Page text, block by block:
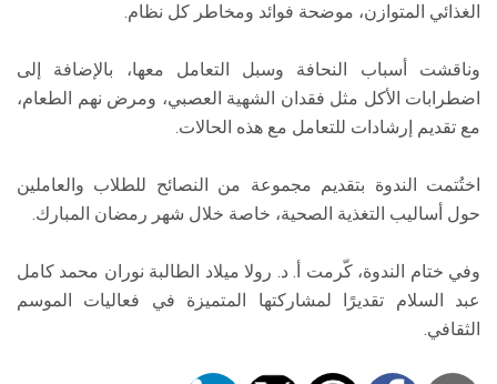
الغذائي المتوازن، موضحة فوائد ومخاطر كل نظام.
وناقشت أسباب النحافة وسبل التعامل معها، بالإضافة إلى
اضطرابات الأكل مثل فقدان الشهية العصبي، ومرض نهم الطعام،
مع تقديم إرشادات للتعامل مع هذه الحالات.
اختُتمت الندوة بتقديم مجموعة من النصائح للطلاب والعاملين
حول أساليب التغذية الصحية، خاصة خلال شهر رمضان المبارك.
وفي ختام الندوة، كّرمت أ. د. رولا ميلاد الطالبة نوران محمد كامل
عبد السلام تقديرًا لمشاركتها المتميزة في فعاليات الموسم
الثقافي.